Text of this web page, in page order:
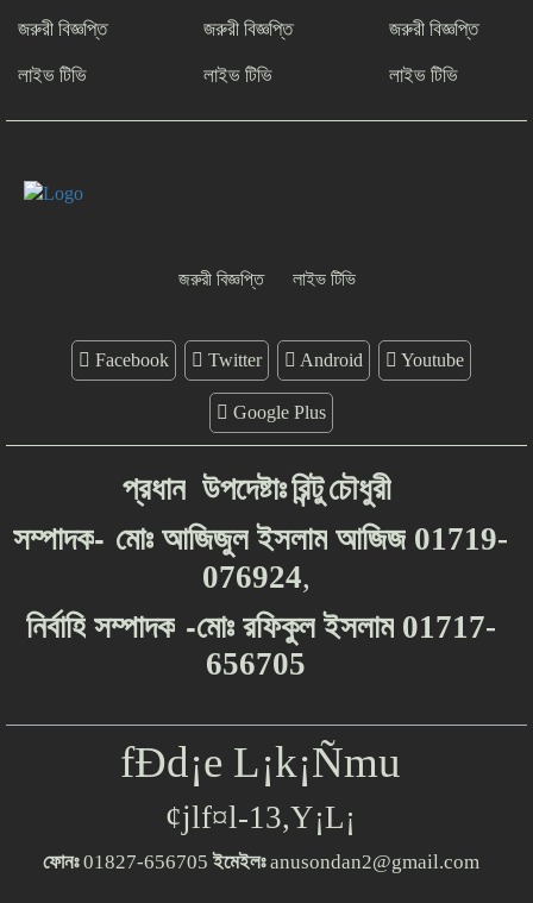
হুঁশিয়ারি
জরুরী বিজ্ঞপ্তি
লাইভ টিভি
জরুরী বিজ্ঞপ্তি
লাইভ টিভি
জরুরী বিজ্ঞপ্তি
লাইভ টিভি
জরুরী বিজ্ঞপ্তি লাইভ টিভি
Facebook Twitter Android Youtube
Google Plus
প্রধান উপদেষ্টাঃরিন্টুচৌধুরী
সম্পাদক- মোঃ আজিজুল ইসলাম আজিজ 01719-
076924,
নির্বাহি সম্পাদক-মোঃ রফিকুল ইসলাম 01717-
656705
fÐd¡e L¡k¡Ñmu
¢jlf¤l-13,Y¡L¡
ফোনঃ01827-656705ইমেইলঃanusondan2@gmail.com